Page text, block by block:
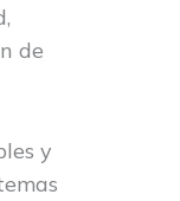
de
y